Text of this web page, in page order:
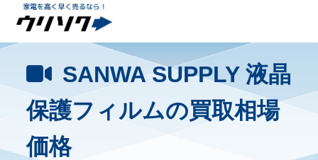
SANWA SUPPLY 液晶
保護フィルムの買取相場
価格